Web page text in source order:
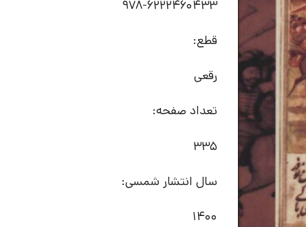
978-6222460433
قطع:
رقعی
تعداد صفحه:
335
سال انتشار شمسی:
1400